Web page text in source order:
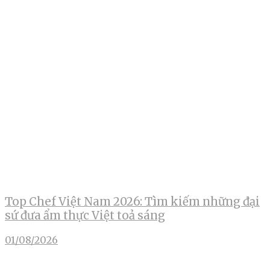
Top Chef Việt Nam 2026: Tìm kiếm những đại
sứ đưa ẩm thực Việt toả sáng
01/08/2026